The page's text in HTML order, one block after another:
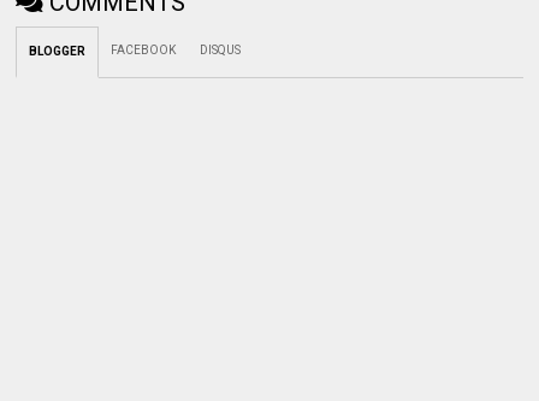
BLOGGER FACEBOOK DISQUS